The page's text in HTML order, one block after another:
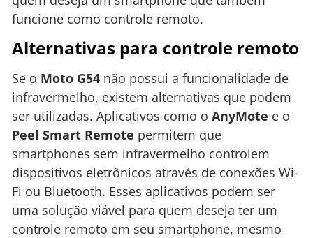
funcione como controle remoto.
Alternativas para controle remoto
Se o Moto G54 não possui a funcionalidade de
infravermelho, existem alternativas que podem
ser utilizadas. Aplicativos como o AnyMote e o
Peel Smart Remote permitem que
smartphones sem infravermelho controlem
dispositivos eletrônicos através de conexões Wi-
Fi ou Bluetooth. Esses aplicativos podem ser
uma solução viável para quem deseja ter um
controle remoto em seu smartphone, mesmo